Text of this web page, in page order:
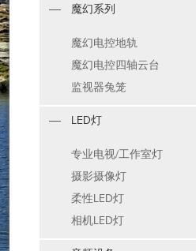
魔幻系列
魔幻电控地轨
魔幻电控四轴云台
监视器兔笼
LED灯
专业电视/工作室灯
摄影摄像灯
柔性LED灯
相机LED灯